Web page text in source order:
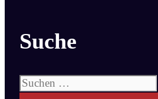
Suche
Suchen